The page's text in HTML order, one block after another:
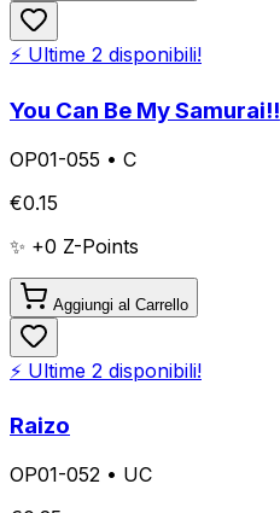
⚡ Ultime 2 disponibili!
You Can Be My Samurai!!
OP01-055 • C
€0.15
✨ +0 Z-Points
Aggiungi al Carrello
⚡ Ultime 2 disponibili!
Raizo
OP01-052 • UC